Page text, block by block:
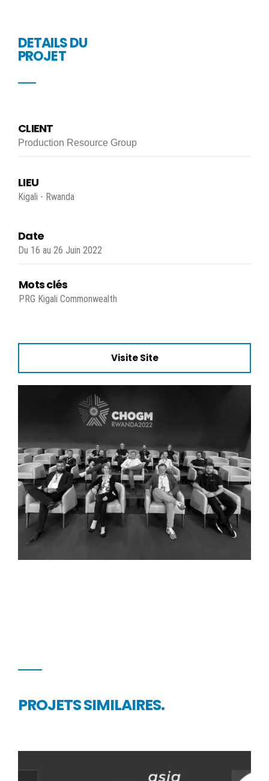
DETAILS DU
PROJET
CLIENT
Production Resource Group
LIEU
Kigali - Rwanda
Date
Du 16 au 26 Juin 2022
Mots clés
PRG Kigali Commonwealth
Visite Site
PROJETS SIMILAIRES.